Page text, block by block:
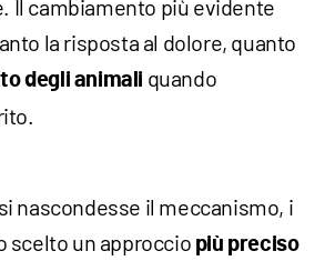
Il cambiamento più evidente
la risposta al dolore, quanto
degli animali quando
nascondesse il meccanismo, i
scelto un approccio più preciso